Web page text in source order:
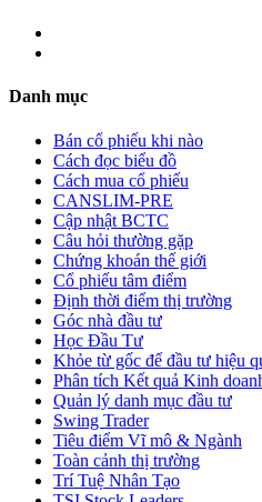
Danh mục
Bán cổ phiếu khi nào
Cách đọc biểu đồ
Cách mua cổ phiếu
CANSLIM-PRE
Cập nhật BCTC
Câu hỏi thường gặp
Chứng khoán thế giới
Cổ phiếu tâm điểm
Định thời điểm thị trường
Góc nhà đầu tư
Học Đầu Tư
Khỏe từ gốc để đầu tư hiệu
Phân tích Kết quả Kinh
Quản lý danh mục đầu tư
Swing Trader
Tiêu điểm Vĩ mô & Ngành
Toàn cảnh thị trường
Trí Tuệ Nhân Tạo